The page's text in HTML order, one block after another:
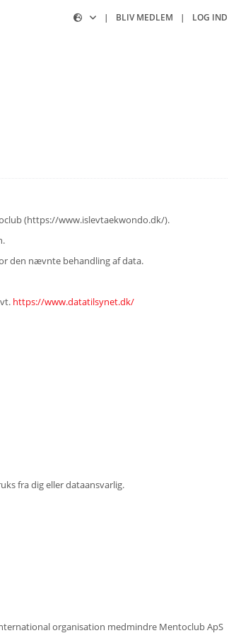
| BLIV MEDLEM | LOG IND
(https://www.islevtaekwondo.dk/).
den nævnte behandling af data.
https://www.datatilsynet.dk/
fra dig eller dataansvarlig.
organisation medmindre Mentoclub ApS